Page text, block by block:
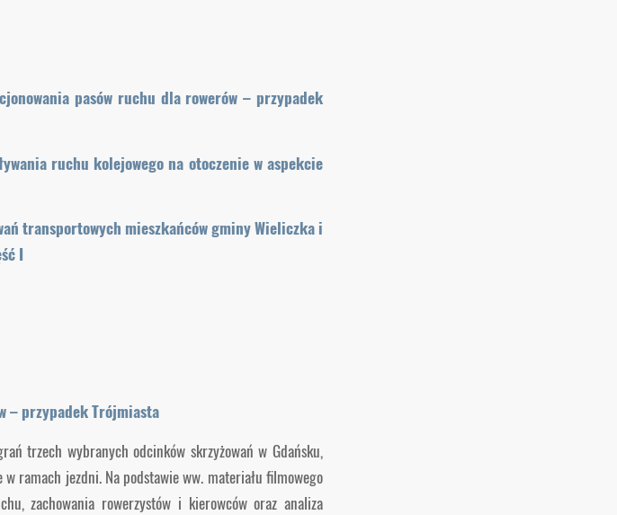
pasów ruchu dla rowerów – przypadek
ruchu kolejowego na otoczenie w aspekcie
transportowych mieszkańców gminy Wieliczka i
I
– przypadek Trójmiasta
trzech wybranych odcinków skrzyżowań w Gdańsku,
ramach jezdni. Na podstawie ww. materiału filmowego
zachowania rowerzystów i kierowców oraz analiza